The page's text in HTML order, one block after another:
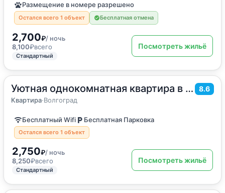
Размещение в номере разрешено
Остался всего 1 объект Бесплатная отмена
2,700₽/ ночь
8,100₽всего
Стандартный
Посмотреть жильё
Уютная однокомнатная квартира в 15 минутах до центра 8.6
Квартира·Волгоград
40м2·4 гостя
Квартира
Бесплатный Wifi Бесплатная Парковка
Остался всего 1 объект
2,750₽/ ночь
8,250₽всего
Стандартный
Посмотреть жильё